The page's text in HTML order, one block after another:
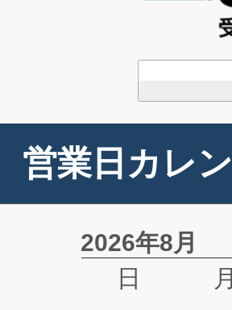
営業日カレ
2026年8月
日
月